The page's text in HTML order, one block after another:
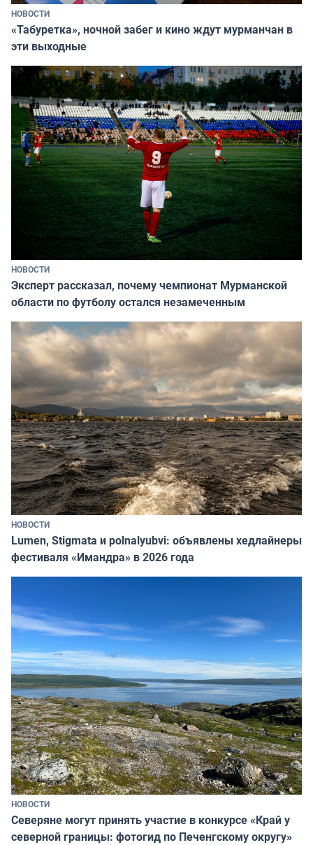
НОВОСТИ
«Табуретка», ночной забег и кино ждут мурманчан в
эти выходные
НОВОСТИ
Эксперт рассказал, почему чемпионат Мурманской
области по футболу остался незамеченным
НОВОСТИ
Lumen, Stigmata и polnalyubvi: объявлены хедлайнеры
фестиваля «Имандра» в 2026 года
НОВОСТИ
Северяне могут принять участие в конкурсе «Край у
северной границы: фотогид по Печенгскому округу»